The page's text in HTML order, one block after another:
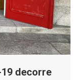
decorre